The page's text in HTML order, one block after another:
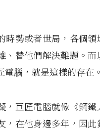
時勢或者世局，各個
、替他們解決難題。
電腦，就是這樣的存在。
，巨匠電腦就像《鋼
，在他身邊多年，因